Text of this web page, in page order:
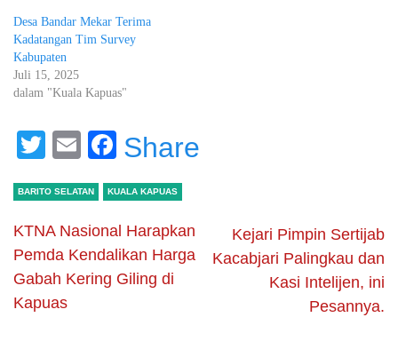
Desa Bandar Mekar Terima
Kadatangan Tim Survey
Kabupaten
Juli 15, 2025
dalam "Kuala Kapuas"
Twitter
EmailFacebook
Share
BARITO SELATAN KUALA KAPUAS
KTNA Nasional Harapkan
Pemda Kendalikan Harga
Gabah Kering Giling di
Kapuas
Kejari Pimpin Sertijab
Kacabjari Palingkau dan
Kasi Intelijen, ini
Pesannya.